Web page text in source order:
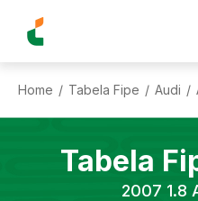
Home / Tabela Fipe / Audi /
Tabela
2007 1.8